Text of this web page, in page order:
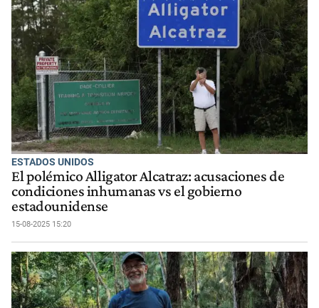
ESTADOS UNIDOS
El polémico Alligator Alcatraz: acusaciones de
condiciones inhumanas vs el gobierno
estadounidense
15-08-2025 15:20